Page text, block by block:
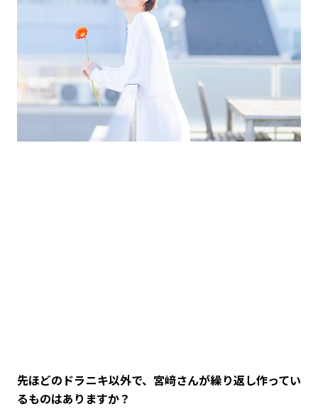
――先ほどのドラニキ以外で、宮﨑さんが繰り返し作ってい
るものはありますか？